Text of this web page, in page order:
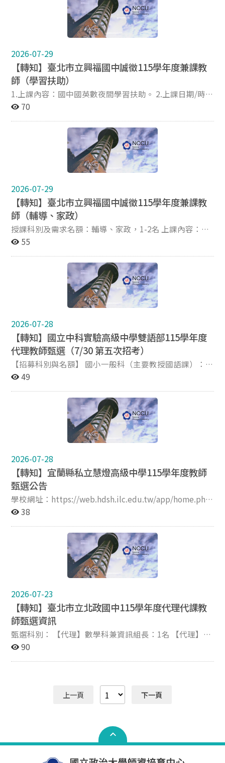
歡迎相關系所研究生，或尚在準備認證者可致電本校教務
處楊主任，或備簡歷來信亦可。 ☎️(02)2932-2024#200
m9221015@mail.hfjh.tp.edu.tw
2026-07-29
【轉知】臺北市立興福國中誠徵115學年度兼課教
師（學習扶助）
1.上課內容：國中國英數夜間學習扶助。 2.上課日期/時
間：115年9月初～116年6月30日。每週二~四晚上
晚上。 3.學校位在文山區福興路80號，近辛亥捷運站步行
10-15分鐘。或搭乘公車至興隆國小下車，步行5分鐘。 4.
有參加每年各縣市舉辦之18小時，研習並取得研習證明有
學習扶助佳。未具備研習證明可於暑假參加研習場次，歡
迎研究生、教育新鮮人、退休老師投入行列。 5.歡迎有意
☎️(02)2932-2024#200楊主任
m9221015@mail.hfjh.tp.edu.tw
70
2026-07-29
【轉知】臺北市立興福國中誠徵115學年度兼課教
師（輔導、家政）
授課科別及需求名額：輔導、家政，1-2名 上課內容：國
中輔導課，預計5節課。國中家政課，預計4節課。盡可能
學校位在文山區福興路80號，近辛亥捷運站步行10-15分
鐘。或搭乘公車至興隆國小下車，步行5分鐘。 有教師證
者佳，歡迎研究生、教育新鮮人、退休老師投入行列。 歡
迎有意願者先自備簡歷（格式不拘）來信，聯絡方式：
☎️(02)2932-2024#200楊主任
55
2026-07-28
【轉知】國立中科實驗高級中學雙語部115學年度
代理教師甄選（7/30 第五次招考）
【招募科別與名額】 國小一般科（主要教授國語課）： 3
名 高中國文科： 1名 高中輔導科： 1名 【中科實中雙語部
常適合老師們跳脫傳統框架，拓展跨文化教學視野： 純粹
的國際學校環境： 採用美國加州課綱，校內學生來自全球
27個不同國籍，並有15位專業外籍教師，提供極佳的跨
國文化交流與共備環境。 優渥的雙語教學津貼： 上述科
別錄取教師，皆享有每月薪額及學術研究加給合計數額外
教師專業進修與發展，且過去本部的代理教師已全數順利
考取正式教師，是累積教學實戰經驗與豐厚履歷的最佳環
境。 【報名與甄選資訊】 報名資格： 歡迎具第3階段以上
資格人員報考（詳見簡章規定）。 現場資格審查： 115年
7月30日（星期四）上午9:00至11:30 報名地點：本校人
細資訊請參閱附件簡章及宣傳海報。
49
2026-07-28
【轉知】宜蘭縣私立慧燈高級中學115學年度教師
甄選公告
學校網址：https://web.hdsh.ilc.edu.tw/app/home.php
簡章下載網址：https://web.hdsh.ilc.edu.tw/p/406-
https://forms.gle/yjMB7rNXdb8jdCrP7 公告起迄日期：
2026-07-27~2026-08-05 備註：一律採網路報名，簡章
及簡歷表，請自行至本校網頁下載使用。
38
2026-07-23
【轉知】臺北市立北政國中115學年度代理代課教
師甄選資訊
甄選科別： 【代理】數學科兼資訊組長：1名 【代理】國
文科專任教師：1名 【代理】體育科兼體育組長：1名
90
上一頁 下一頁